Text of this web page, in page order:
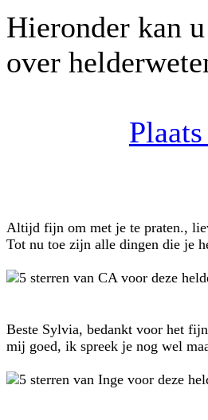
Hieronder kan
over
Altijd fijn om met je te praten.,
Tot nu toe zijn alle dingen die je
Beste Sylvia, bedankt voor het
mij goed, ik spreek je nog wel